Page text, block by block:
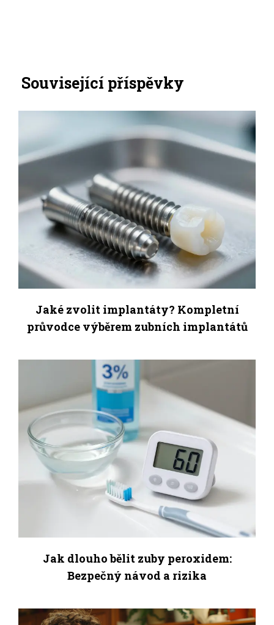
Související příspěvky
Jaké zvolit implantáty? Kompletní
průvodce výběrem zubních implantátů
Jak dlouho bělit zuby peroxidem:
Bezpečný návod a rizika